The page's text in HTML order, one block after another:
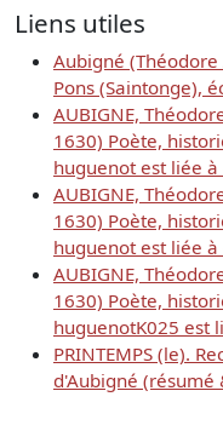
Liens utiles
Aubigné
Pons (Saintonge),
AUBIGNE,
1630) Poète,
huguenot est liée
AUBIGNE,
1630) Poète,
huguenot est liée
AUBIGNE,
1630) Poète,
huguenotK025 est
PRINTEMPS (le).
d'Aubigné (résumé